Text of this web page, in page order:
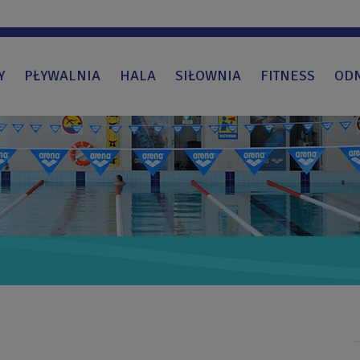
PŁYWALNIA HALA SIŁOWNIA FITNESS